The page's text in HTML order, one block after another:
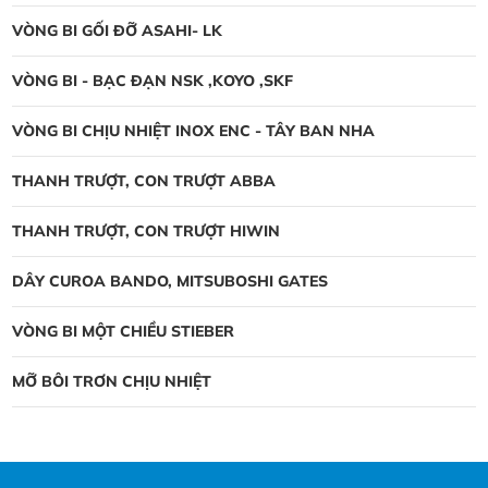
VÒNG BI GỐI ĐỠ ASAHI- LK
VÒNG BI - BẠC ĐẠN NSK ,KOYO ,SKF
VÒNG BI CHỊU NHIỆT INOX ENC - TÂY BAN NHA
THANH TRƯỢT, CON TRƯỢT ABBA
THANH TRƯỢT, CON TRƯỢT HIWIN
DÂY CUROA BANDO, MITSUBOSHI GATES
VÒNG BI MỘT CHIỀU STIEBER
MỠ BÔI TRƠN CHỊU NHIỆT